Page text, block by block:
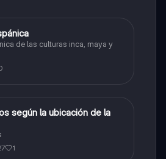
de las culturas inca, maya y
según la ubicación de la
1